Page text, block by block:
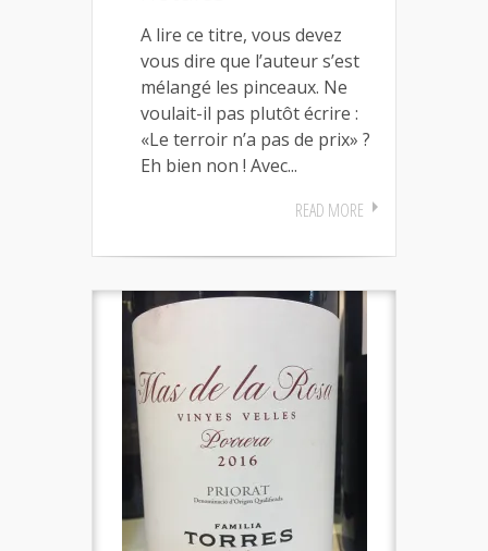
A lire ce titre, vous devez
vous dire que l’auteur s’est
mélangé les pinceaux. Ne
voulait-il pas plutôt écrire :
«Le terroir n’a pas de prix» ?
Eh bien non ! Avec...
READ MORE